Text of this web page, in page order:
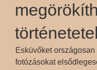
Esküvőket
fotózásokat